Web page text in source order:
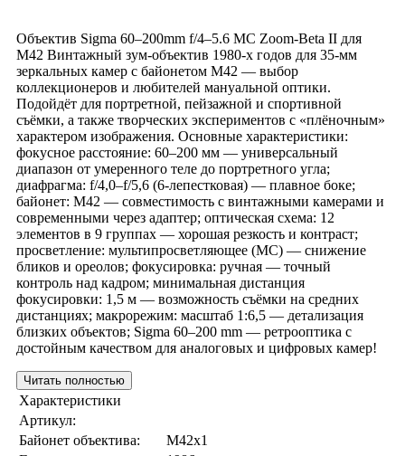
Объектив Sigma 60–200mm f/4–5.6 MC Zoom‑Beta II для
M42 Винтажный зум‑объектив 1980‑х годов для 35‑мм
зеркальных камер с байонетом M42 — выбор
коллекционеров и любителей мануальной оптики.
Подойдёт для портретной, пейзажной и спортивной
съёмки, а также творческих экспериментов с «плёночным»
характером изображения. Основные характеристики:
фокусное расстояние: 60–200 мм — универсальный
диапазон от умеренного теле до портретного угла;
диафрагма: f/4,0–f/5,6 (6‑лепестковая) — плавное боке;
байонет: M42 — совместимость с винтажными камерами и
современными через адаптер; оптическая схема: 12
элементов в 9 группах — хорошая резкость и контраст;
просветление: мультипросветляющее (MC) — снижение
бликов и ореолов; фокусировка: ручная — точный
контроль над кадром; минимальная дистанция
фокусировки: 1,5 м — возможность съёмки на средних
дистанциях; макрорежим: масштаб 1:6,5 — детализация
близких объектов; Sigma 60–200 mm — ретрооптика с
достойным качеством для аналоговых и цифровых камер!
Читать полностью
Характеристики
Артикул:
Байонет объектива:
M42x1